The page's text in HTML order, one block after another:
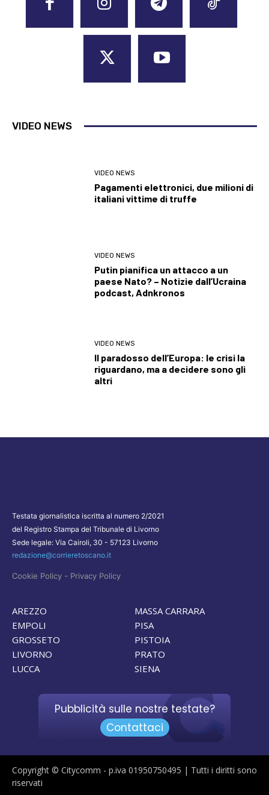
VIDEO NEWS
VIDEO NEWS
Pagamenti elettronici, due milioni di
italiani vittime di truffe
VIDEO NEWS
Putin pianifica un attacco a un
paese Nato? – Notizie dall’Ucraina
podcast, Adnkronos
VIDEO NEWS
Il paradosso dell’Europa: le crisi la
riguardano, ma a decidere sono gli
altri
Testata giornalistica iscritta al numero 2/2021
del Registro Stampa del Tribunale di Livorno
Sede legale: Via Cairoli, 30 - 57123 Livorno
redazione@corrieretoscano.it
Cookie Policy - Privacy Policy
AREZZO
EMPOLI
GROSSETO
LIVORNO
LUCCA
MASSA CARRARA
PISA
PISTOIA
PRATO
SIENA
Pubblicità sulle nostre testate?
Contattaci
Copyright © Citycomm - p.iva 01950750495 | Tutti i diritti sono
riservati